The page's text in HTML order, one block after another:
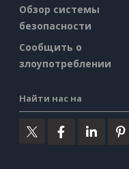
Обзор системы
безопасности
Сообщить о
злоупотреблении
Найти нас на